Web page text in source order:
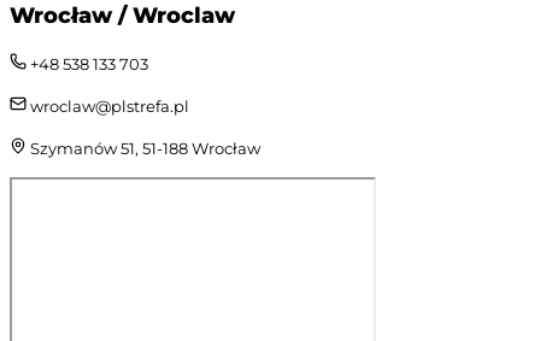
Wrocław / Wroclaw
+48 538 133 703
wroclaw@plstrefa.pl
Szymanów 51, 51-188 Wrocław